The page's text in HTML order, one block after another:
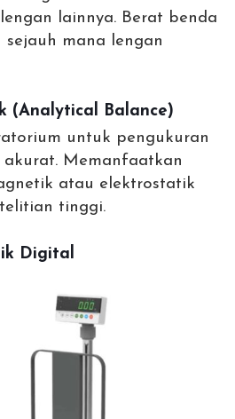
lainnya. Berat benda
mana lengan
(Analytical Balance)
untuk pengukuran
akurat. Memanfaatkan
atau elektrostatik
tinggi.
Digital